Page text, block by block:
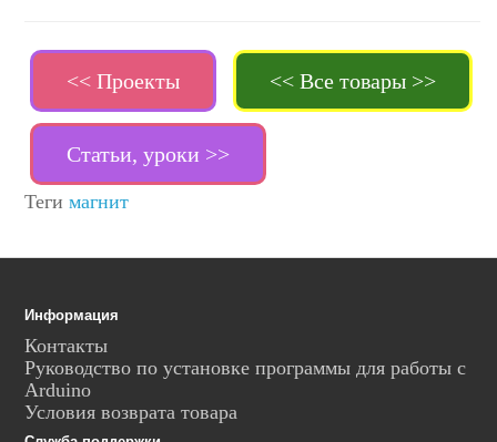
<< Проекты << Все товары >>
Статьи, уроки >>
Теги магнит
Информация
Контакты
Руководство по установке программы для работы с
Arduino
Условия возврата товара